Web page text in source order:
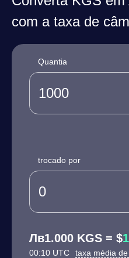
com a taxa de
Quantia
trocado por
Лв1.000 KGS = $
00:10 UTC taxa média